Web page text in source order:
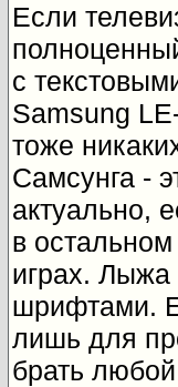
Если
с
Samsung
тоже
Самсунга -
актуально,
в
играх. Лыжа
шрифтами.
лишь для
брать